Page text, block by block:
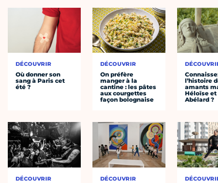
DÉCOUVRIR
Où donner son
sang à Paris cet
été ?
DÉCOUVRIR
DÉCOUVRIR
On préfère
manger à la
cantine : les pâtes
aux courgettes
façon bolognaise
DÉCOUVRIR
l’histoire
amants
Héloïse et
Abélard ?